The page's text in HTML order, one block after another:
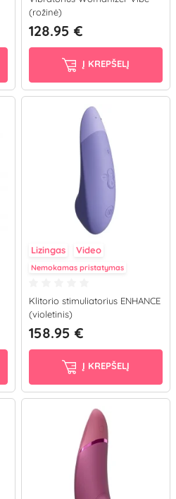
(rožinė)
128.95 €
Į KREPŠELĮ
Lizingas Video
Nemokamas pristatymas
Klitorio stimuliatorius ENHANCE
(violetinis)
158.95 €
Į KREPŠELĮ